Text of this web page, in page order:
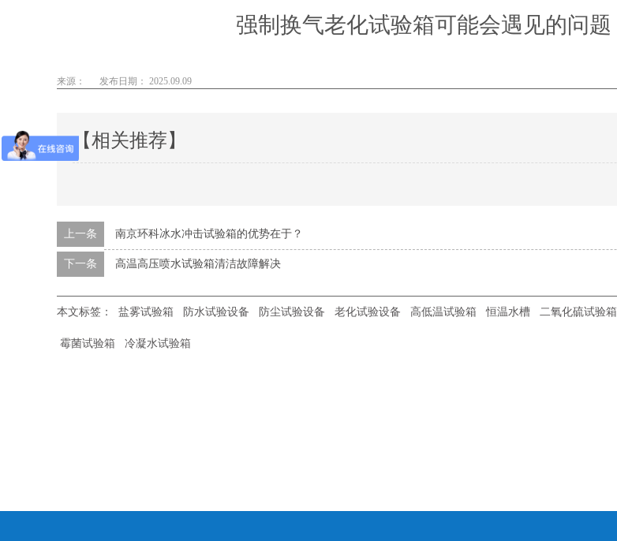
强制换气老化试验箱可能会遇见的问题
来源： 发布日期： 2025.09.09
【相关推荐】
上一条 南京环科冰水冲击试验箱的优势在于？
下一条 高温高压喷水试验箱清洁故障解决
本文标签： 盐雾试验箱 防水试验设备 防尘试验设备 老化试验设备 高低温试验箱 恒温水槽 二氧化硫试验箱
霉菌试验箱 冷凝水试验箱